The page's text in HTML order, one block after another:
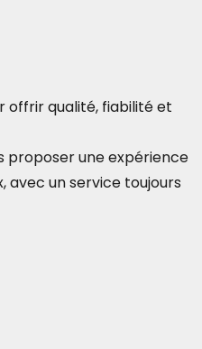
être
sur
la
offrir qualité, fiabilité et
proposer une expérience
avec un service toujours